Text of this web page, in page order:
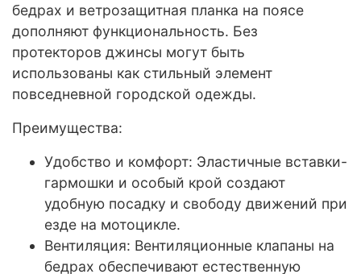
бедрах и ветрозащитная планка на поясе
дополняют функциональность. Без
протекторов джинсы могут быть
использованы как стильный элемент
повседневной городской одежды.
Преимущества:
Удобство и комфорт: Эластичные вставки-
гармошки и особый крой создают
удобную посадку и свободу движений при
езде на мотоцикле.
Вентиляция: Вентиляционные клапаны на
бедрах обеспечивают естественную